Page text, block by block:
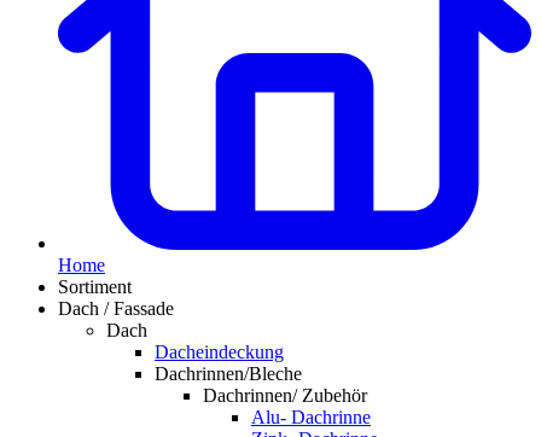
Home
Sortiment
Dach / Fassade
Dach
Dacheindeckung
Dachrinnen/Bleche
Dachrinnen/ Zubehör
Alu- Dachrinne